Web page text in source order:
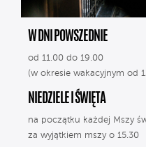
W DNI POWSZEDNIE
od 11.00 do 19.00
(w okresie wakacyjnym od
NIEDZIELE I ŚWIĘTA
na początku każdej Mszy
za wyjątkiem mszy o 15.30